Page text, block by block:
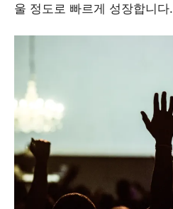
울 정도로 빠르게 성장합니다.